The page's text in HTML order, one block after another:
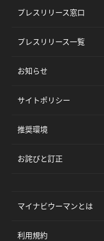
プレスリリース窓口
プレスリリース一覧
お知らせ
サイトポリシー
推奨環境
お詫びと訂正
マイナビウーマンとは
利用規約